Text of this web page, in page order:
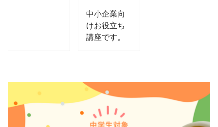
中小企業向
けお役立ち
講座です。